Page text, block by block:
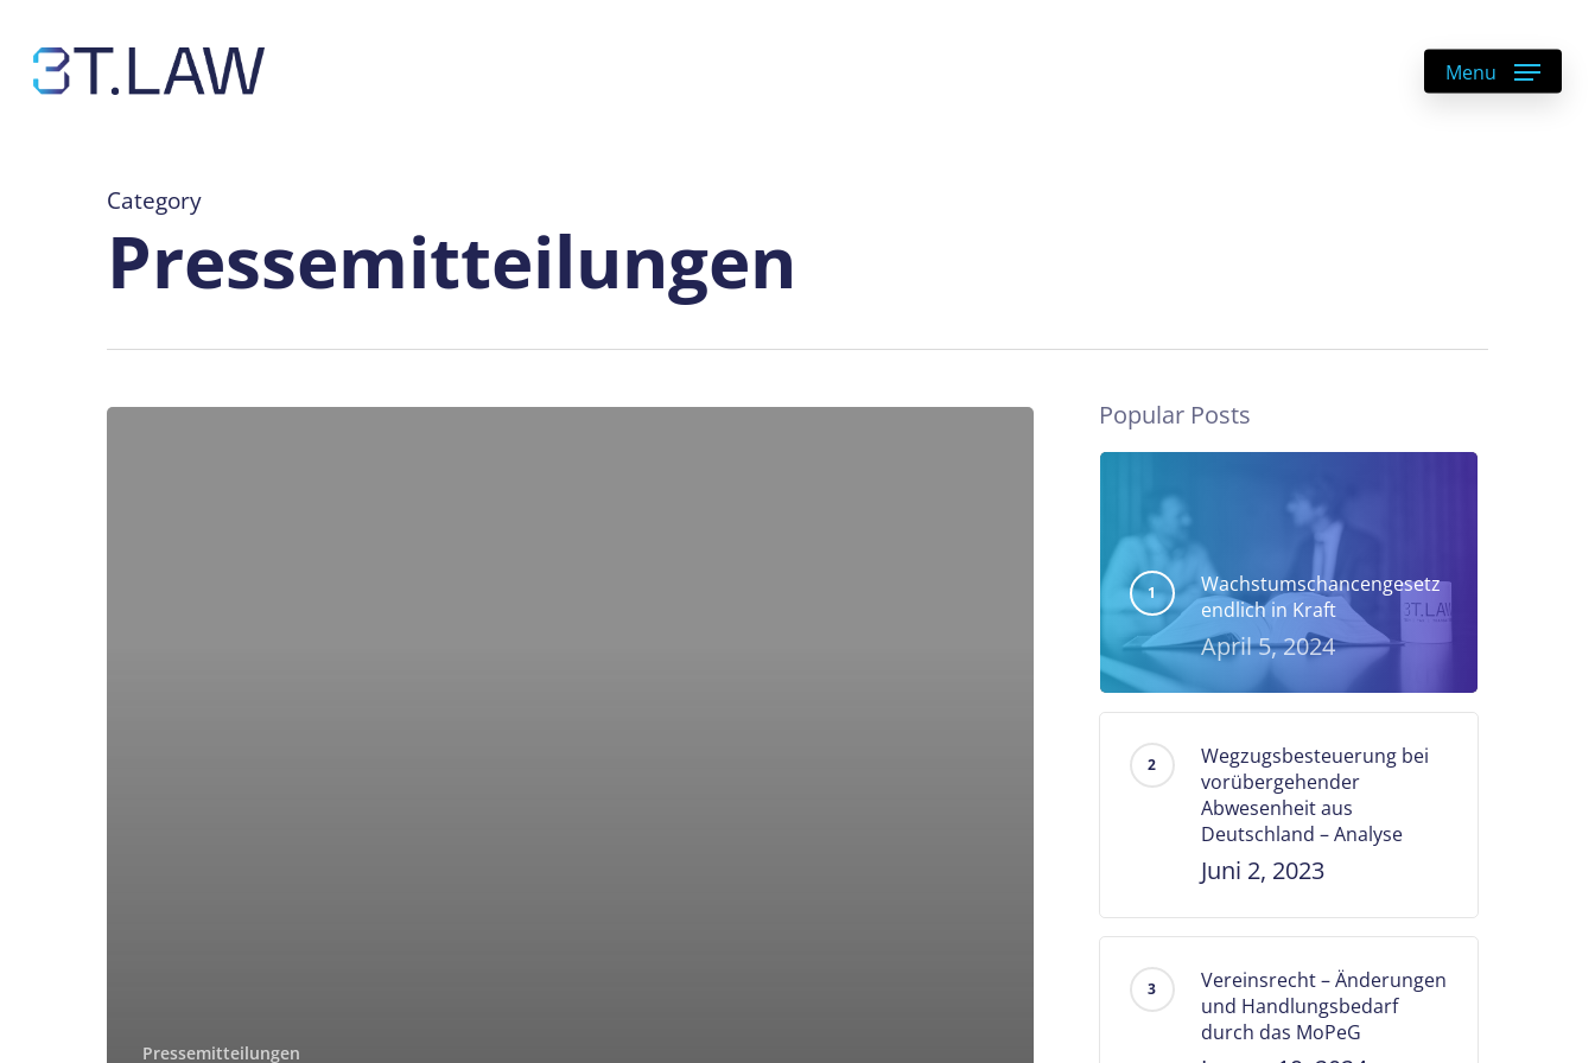
main
Menu
Category
Pressemitteilungen
Pressemitteilungen
Popular Posts
Wachstumschancengesetz
endlich in Kraft
April 5, 2024
Wegzugsbesteuerung bei
vorübergehender
Abwesenheit aus
Deutschland – Analyse
Juni 2, 2023
Vereinsrecht – Änderungen
und Handlungsbedarf
durch das MoPeG